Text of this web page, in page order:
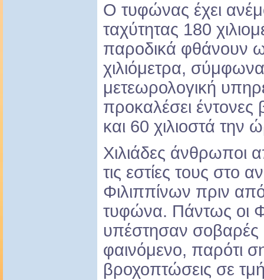
Ο τυφώνας έχει
ταχύτητας 180
παροδικά φθάνουν
χιλιόμετρα,
μετεωρολογική
προκαλέσει
και 60 χιλιοστά την
Χιλιάδες άνθρωποι
τις εστίες τους στο
Φιλιππίνων πριν
τυφώνα. Πάντως οι
υπέστησαν σοβαρές
φαινόμενο, παρότι
βροχοπτώσεις σε